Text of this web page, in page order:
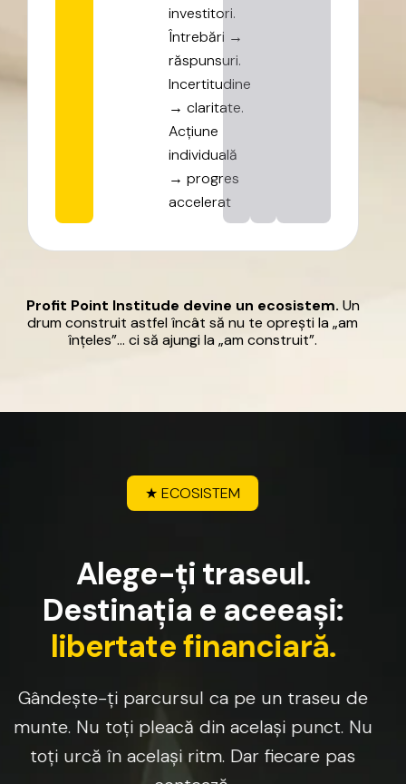
investitori.
Întrebări →
răspunsuri.
Incertitudine
→ claritate.
Acțiune
individuală
→ progres
accelerat
Profit Point Institude devine un ecosistem. Un
drum construit astfel încât să nu te oprești la „am
înțeles”… ci să ajungi la „am construit”.
★ ECOSISTEM
Alege-ți traseul.
Destinația e aceeași:
libertatefinanciară.
Gândește-ți parcursul ca pe un traseu de
munte. Nu toți pleacă din același punct. Nu
toți urcă în același ritm. Dar fiecare pas